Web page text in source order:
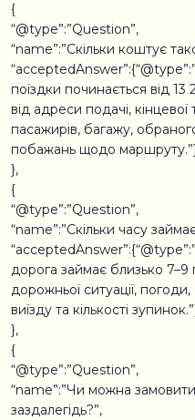
{
“@type”:”Question”,
“name”:”Скільки коштує
поїздки починається від
від адреси подачі, кінцевої
пасажирів, багажу,
побажань щодо
},
{
“@type”:”Question”,
“name”:”Скільки часу
дорога займає близько 7–9
дорожньої ситуації,
виїзду та кількості
},
{
“@type”:”Question”,
“name”:”Чи можна замовити
заздалегідь?”,